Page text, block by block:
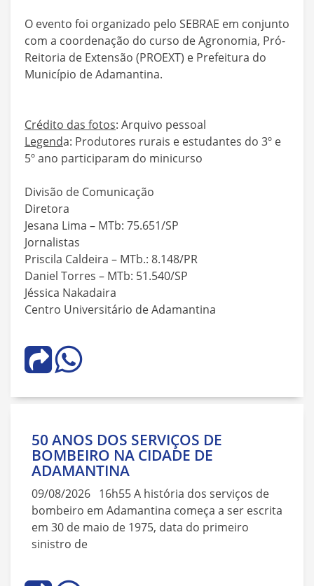
O evento foi organizado pelo SEBRAE em conjunto
com a coordenação do curso de Agronomia, Pró-
Reitoria de Extensão (PROEXT) e Prefeitura do
Município de Adamantina.
Crédito das fotos: Arquivo pessoal
Legenda: Produtores rurais e estudantes do 3º e
5º ano participaram do minicurso
Divisão de Comunicação
Diretora
Jesana Lima – MTb: 75.651/SP
Jornalistas
Priscila Caldeira – MTb.: 8.148/PR
Daniel Torres – MTb: 51.540/SP
Jéssica Nakadaira
Centro Universitário de Adamantina
50 ANOS DOS SERVIÇOS DE
BOMBEIRO NA CIDADE DE
ADAMANTINA
09/08/2026 16h55 A história dos serviços de
bombeiro em Adamantina começa a ser escrita
em 30 de maio de 1975, data do primeiro
sinistro de